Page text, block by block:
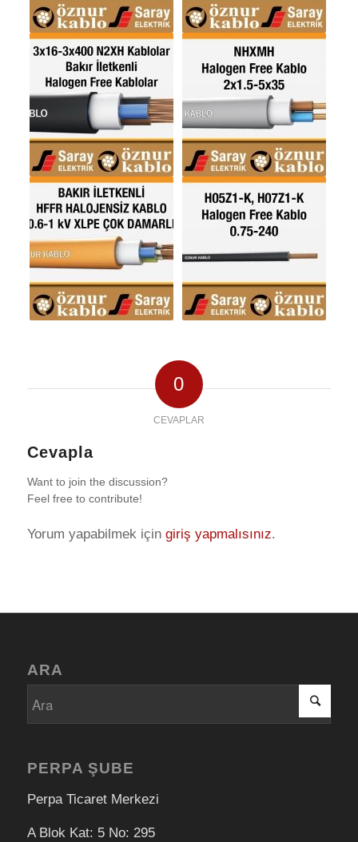
0
CEVAPLAR
Cevapla
Want to join the discussion?
Feel free to contribute!
Yorum yapabilmek için giriş yapmalısınız.
ARA
PERPA ŞUBE
Perpa Ticaret Merkezi
A Blok Kat: 5 No: 295